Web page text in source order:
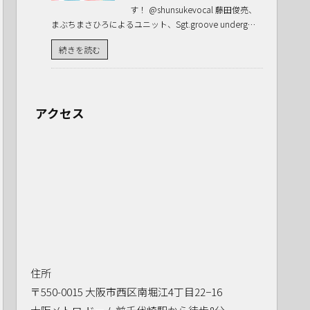
す！ @shunsukevocal 藤田俊亮、
まぶちまさひろによるユニット、Sgt.groove underg…
続きを読む
アクセス
住所
〒550-0015 大阪市西区南堀江4丁目22−16